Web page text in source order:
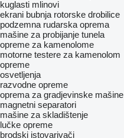
kuglasti mlinovi
ekrani bubnja rotorske drobilice
podzemna rudarska oprema
mašine za probijanje tunela
opreme za kamenolome
motorne testere za kamenolom
opreme
osvetljenja
razvodne opreme
oprema za gradjevinske mašine
magnetni separatori
mašine za skladištenje
lučke opreme
brodski istovarivači